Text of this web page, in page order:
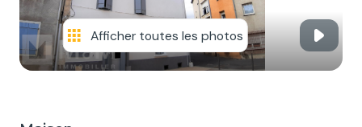
SERVICES
NOUS
CONTACTER
Afficher toutes les photos